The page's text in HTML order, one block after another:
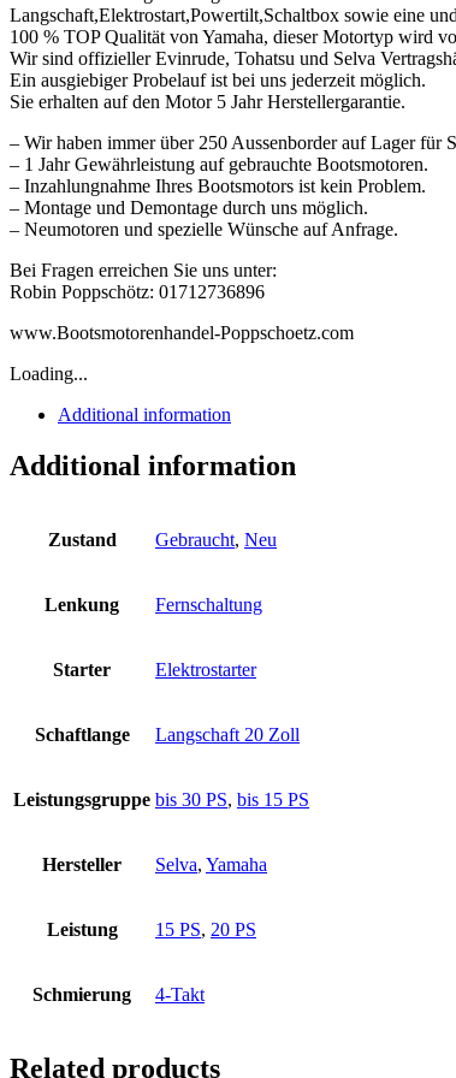
Langschaft,Elektrostart,Powertilt,Schaltbox sowie eine
100 % TOP Qualität von Yamaha, dieser Motortyp wird
Wir sind offizieller Evinrude, Tohatsu und Selva
Ein ausgiebiger Probelauf ist bei uns jederzeit möglich.
Sie erhalten auf den Motor 5 Jahr Herstellergarantie.
– Wir haben immer über 250 Aussenborder auf Lager für
– 1 Jahr Gewährleistung auf gebrauchte Bootsmotoren.
– Inzahlungnahme Ihres Bootsmotors ist kein Problem.
– Montage und Demontage durch uns möglich.
– Neumotoren und spezielle Wünsche auf Anfrage.
Bei Fragen erreichen Sie uns unter:
Robin Poppschötz: 01712736896
www.Bootsmotorenhandel-Poppschoetz.com
Loading...
Additional information
Additional information
Zustand Gebraucht, Neu
Lenkung Fernschaltung
Starter Elektrostarter
Schaftlange Langschaft 20 Zoll
Leistungsgruppe bis 30 PS, bis 15 PS
Hersteller Selva, Yamaha
Leistung 15 PS, 20 PS
Schmierung 4-Takt
Related products